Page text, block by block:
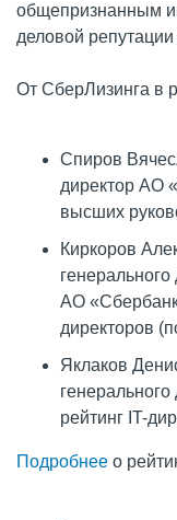
общепризнанным
деловой
От СберЛизинга в
Спиров
директор АО
высших
Киркоров
АО
директоров
Яклаков
рейтинг IT-
Подробнее о